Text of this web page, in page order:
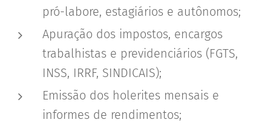
pró-labore, estagiários e autônomos;
Apuração dos impostos, encargos
trabalhistas e previdenciários (FGTS,
INSS, IRRF, SINDICAIS);
Emissão dos holerites mensais e
informes de rendimentos;